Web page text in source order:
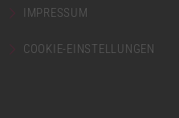
IMPRESSUM
COOKIE-EINSTELLUNGEN